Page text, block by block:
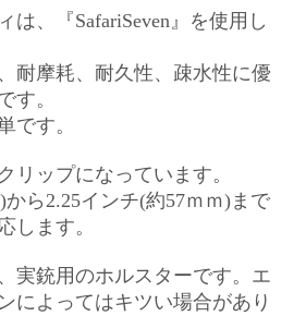
は、『SafariSeven』を使用し
耐摩耗、耐久性、疎水性に優
す。
です。
リップになっています。
から2.25インチ(約57ｍｍ)まで
します。
実銃用のホルスターです。エ
によってはキツい場合があり